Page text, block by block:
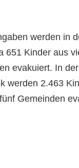
werden in
651 Kinder aus
evakuiert. In
werden 2.463
Gemeinden